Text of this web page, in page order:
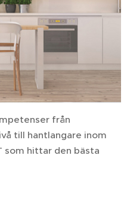
från
till hantlangare inom
som hittar den bästa